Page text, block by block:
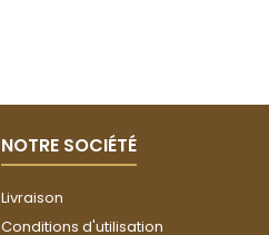
NOTRE SOCIÉTÉ
Livraison
Conditions d'utilisation